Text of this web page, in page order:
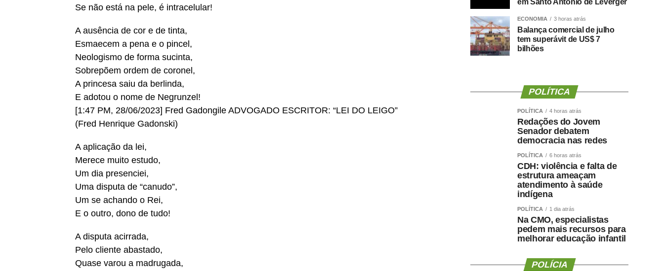
Se não está na pele, é intracelular!
A ausência de cor e de tinta,
Esmaecem a pena e o pincel,
Neologismo de forma sucinta,
Sobrepõem ordem de coronel,
A princesa saiu da berlinda,
E adotou o nome de Negrunzel!
[1:47 PM, 28/06/2023] Fred Gadongile ADVOGADO ESCRITOR: “LEI DO LEIGO”
(Fred Henrique Gadonski)
A aplicação da lei,
Merece muito estudo,
Um dia presenciei,
Uma disputa de “canudo”,
Um se achando o Rei,
E o outro, dono de tudo!
A disputa acirrada,
Pelo cliente abastado,
Quase varou a madrugada,
em Santo Antônio de Leverger
ECONOMIA 3 horas atrás
Balança comercial de julho
tem superávit de US$ 7
bilhões
POLÍTICA
POLÍTICA 4 horas atrás
Redações do Jovem
Senador debatem
democracia nas redes
POLÍTICA 6 horas atrás
CDH: violência e falta de
estrutura ameaçam
atendimento à saúde
indígena
POLÍTICA 1 dia atrás
Na CMO, especialistas
pedem mais recursos para
melhorar educação infantil
POLÍCIA